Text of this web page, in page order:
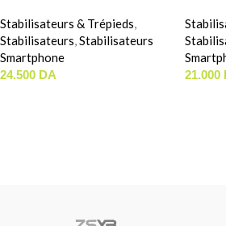
Stabilisateurs & Trépieds,
Stabilisateurs,Stabilisateurs
Smartphone
24.500 DA 21.000